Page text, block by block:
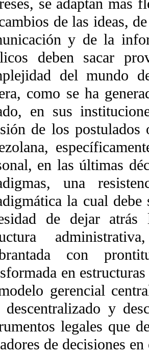
se adaptan mas
de las ideas,
y de la
deben sacar
del mundo
como se ha
en sus
de los postulados
en las últimas
una
la cual debe
de dejar
con
en
gerencial
descentralizado y
legales que
de decisiones